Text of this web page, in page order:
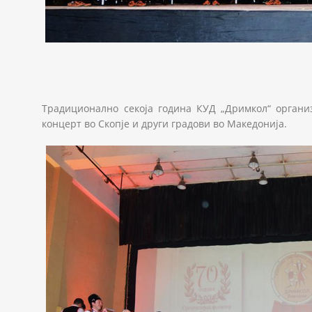
Традиционално секоја година КУД „Дримкол“
концерт во Скопје и други градови во Македонија.